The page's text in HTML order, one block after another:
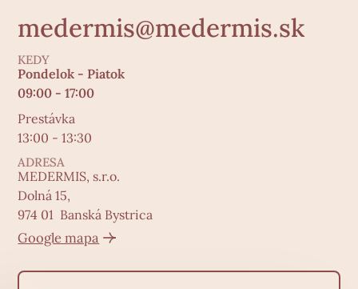
medermis@medermis.sk
KEDY
Pondelok - Piatok
09:00 - 17:00
Prestávka
13:00 - 13:30
ADRESA
MEDERMIS, s.r.o.
Dolná 15,
974 01 Banská Bystrica
Google mapa